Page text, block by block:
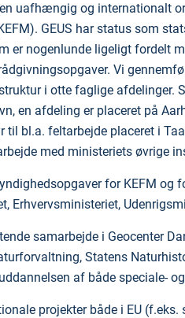
uafhængig og internationalt
GEUS har status som
er nogenlunde ligeligt fordelt
Vi
i otte faglige afdelinger.
en afdeling er placeret på
til bl.a. feltarbejde placeret i
med ministeriets øvrige
for KEFM
Erhvervsministeriet,
samarbejde i Geocenter
Statens
af både speciale-
projekter både i EU